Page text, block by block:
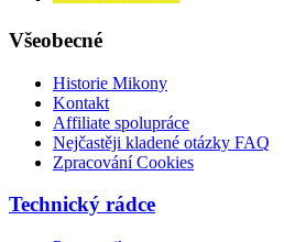
Všeobecné
Historie Mikony
Kontakt
Affiliate spolupráce
Nejčastěji kladené otázky FAQ
Zpracování Cookies
Technický rádce